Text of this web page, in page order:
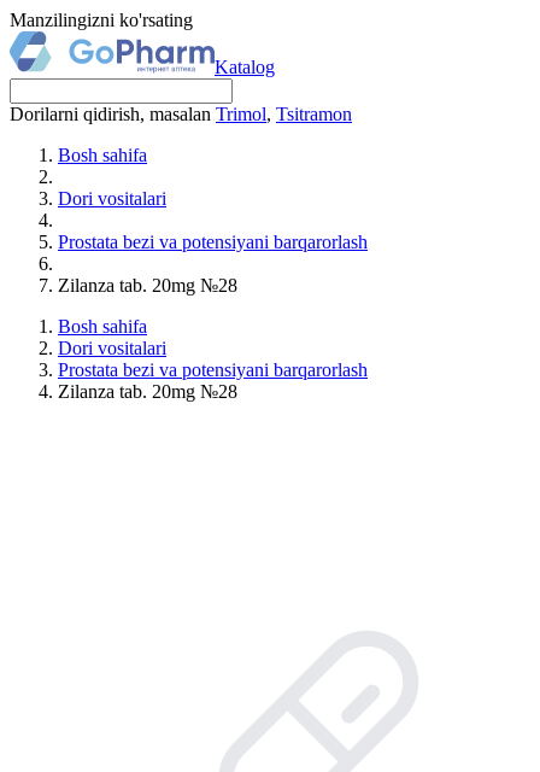
Manzilingizni ko'rsating
Katalog
Dorilarni qidirish, masalan Trimol, Tsitramon
Bosh sahifa
Dori vositalari
Prostata bezi va potensiyani barqarorlash
Zilanza tab. 20mg №28
Bosh sahifa
Dori vositalari
Prostata bezi va potensiyani barqarorlash
Zilanza tab. 20mg №28